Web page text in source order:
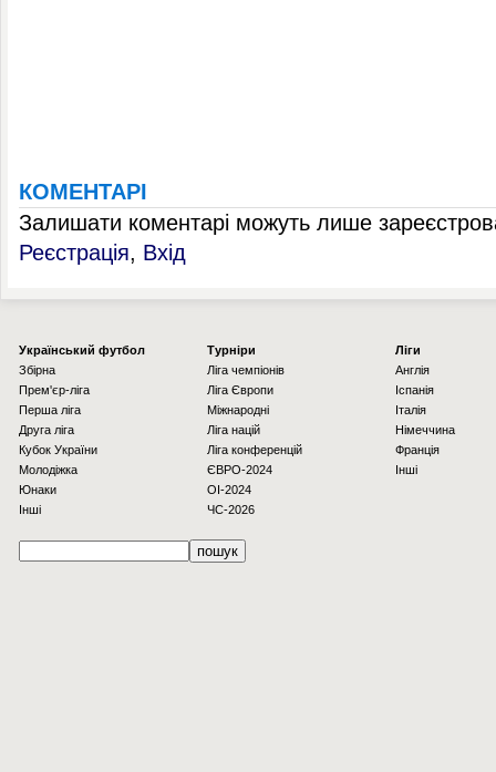
КОМЕНТАРІ
Залишати коментарі можуть лише
Реєстрація, Вхід
Українcький футбол
Збірна
Прем'єр-ліга
Перша ліга
Друга ліга
Кубок України
Молодіжка
Юнаки
Інші
Турніри
Ліга чемпіонів
Ліга Європи
Міжнародні
Ліга націй
Ліга конференцій
ЄВРО-2024
OI-2024
ЧС-2026
Ліги
Англія
Іспанія
Італія
Німеччина
Франція
Інші